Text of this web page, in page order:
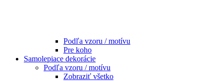
Podľa vzoru / motívu
Pre koho
Samolepiace dekorácie
Podľa vzoru / motívu
Zobraziť všetko